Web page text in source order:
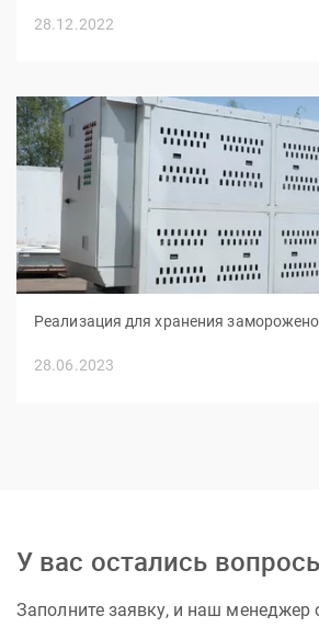
28.12.2022
Реализация для хранения
28.06.2023
У вас остались
Заполните заявку, и наш менеджер